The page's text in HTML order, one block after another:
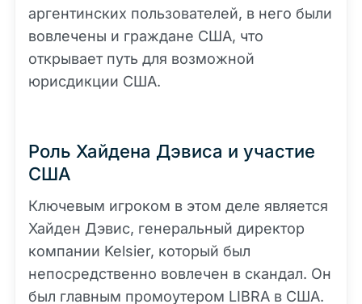
аргентинских пользователей, в него были
вовлечены и граждане США, что
открывает путь для возможной
юрисдикции США.
Роль Хайдена Дэвиса и участие
США
Ключевым игроком в этом деле является
Хайден Дэвис, генеральный директор
компании Kelsier, который был
непосредственно вовлечен в скандал. Он
был главным промоутером LIBRA в США.